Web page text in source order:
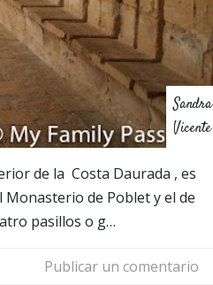
Sandra
Vicente
de la Costa Daurada , es
de Poblet y el de
pasillos o g…
Publicar un comentario